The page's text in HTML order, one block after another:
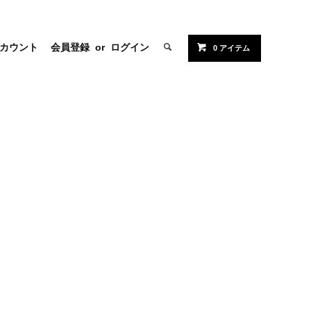
ウント 会員登録 or ログイン 0 アイテム